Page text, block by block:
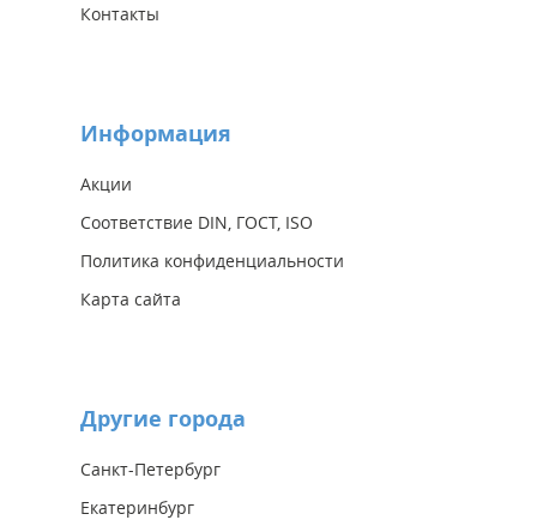
Контакты
Информация
Акции
Соответствие DIN, ГОСТ, ISO
Политика конфиденциальности
Карта сайта
Другие города
Санкт-Петербург
Екатеринбург